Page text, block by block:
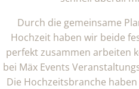
Durch die gemeinsame
Hochzeit haben wir beide
perfekt zusammen arbeiten
bei Mäx Events
Die Hochzeitsbranche